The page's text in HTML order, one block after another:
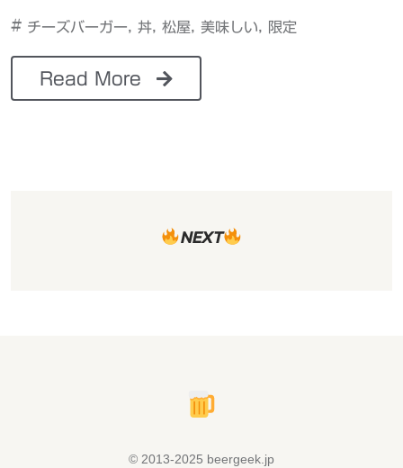
# チーズバーガー 丼 松屋 美味しい 限定
Read More
NEXT
© 2013-2025 beergeek.jp